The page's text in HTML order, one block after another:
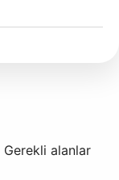
Gerekli alanlar